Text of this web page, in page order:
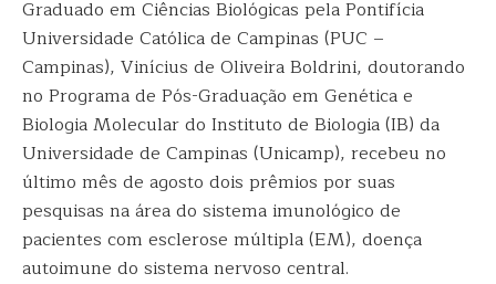
Graduado em Ciências Biológicas pela Pontifícia
Universidade Católica de Campinas (PUC –
Campinas), Vinícius de Oliveira Boldrini, doutorando
no Programa de Pós-Graduação em Genética e
Biologia Molecular do Instituto de Biologia (IB) da
Universidade de Campinas (Unicamp), recebeu no
último mês de agosto dois prêmios por suas
pesquisas na área do sistema imunológico de
pacientes com esclerose múltipla (EM), doença
autoimune do sistema nervoso central.